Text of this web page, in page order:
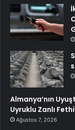
Almanya’nın
Uyruklu Zanlı
Ağustos 7, 2026